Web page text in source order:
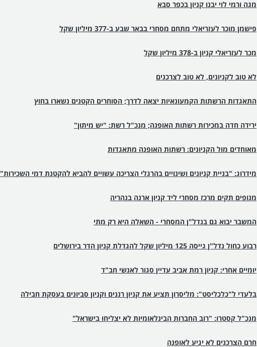
מגה ורמי לוי יבנו קניון בכפר סבא
פישמן מוכר לעזריאלי מתחם מסחרי בבאר שבע ב-377 מיליון שקל
מכר לעזריאלי קניון ב-378 מיליון שקל
לא טוב לקניונים, לא טוב לצרכנים
התאגדות הרשתות הקמעונאיות יצאה לדרך; הסוחרים הקטנים נשארו בחוץ
ירידה חדה במכירות רשתות האופנה; מנכ"ל רשת: "יש מיתון"
מאוחדים מול הקניונים: רשתות האופנה מתאגדות
מידרוג: "בניית קניונים ושינויים בהרגלי הצריכה עשויים להביא להקטנת דמי השכירות"
מנופים תקים מרכז מסחרי ליד קניון ארנה בנהריה
המשבר יבוא גם בנדל"ן המסחרי - השאלה היא רק מתי
רבוע כחול נדל"ן גייסה 125 מיליון שקל להגדלת קניון הדר בירושלים
יומיים אחרי: קניון רמת אביב עדיין סגור לאנשי חב"ד
בלעדי ל"כלכליסט": מליסרון תציע את קניון רננים וקניון סביונים בעסקת חבילה
מנכ"ל קסטרו: "רוב החברות הבינלאומיות לא יצליחו בישראל"
חרם הצרכנים לא יגיע לאופנה